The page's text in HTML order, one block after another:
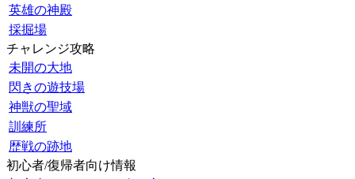
英雄の神殿
採掘場
チャレンジ攻略
未開の大地
閃きの遊技場
神獣の聖域
訓練所
歴戦の跡地
初心者/復帰者向け情報